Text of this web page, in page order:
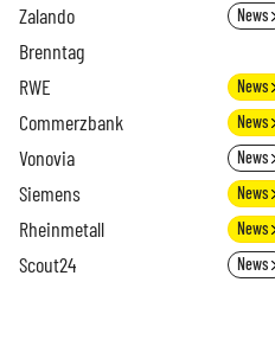
Zalando News
Brenntag
RWE News
Commerzbank News
Vonovia News
Siemens News
Rheinmetall News
Scout24 News